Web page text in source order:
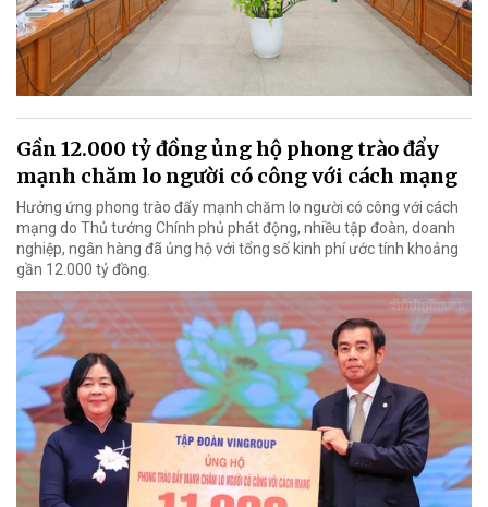
Gần 12.000 tỷ đồng ủng hộ phong trào đẩy
mạnh chăm lo người có công với cách mạng
Hưởng ứng phong trào đẩy mạnh chăm lo người có công với cách
mạng do Thủ tướng Chính phủ phát động, nhiều tập đoàn, doanh
nghiệp, ngân hàng đã ủng hộ với tổng số kinh phí ước tính khoảng
gần 12.000 tỷ đồng.